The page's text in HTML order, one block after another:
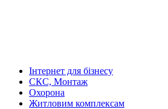
Інтернет для бізнесу
СКС, Монтаж
Охорона
Житловим комплексам